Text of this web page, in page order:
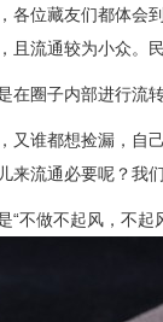
各位藏友们都体会
且流通较为小众。
在圈子内部进行流转
又谁都想捡漏，自
来流通必要呢？我
“不做不起风，不起